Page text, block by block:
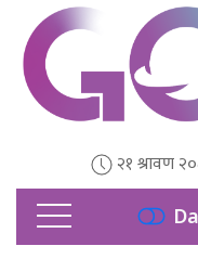
२१ श्रावण